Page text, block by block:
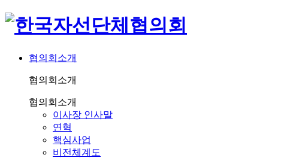
협의회소개
협의회소개
협의회소개
이사장 인사말
연혁
핵심사업
비전체계도